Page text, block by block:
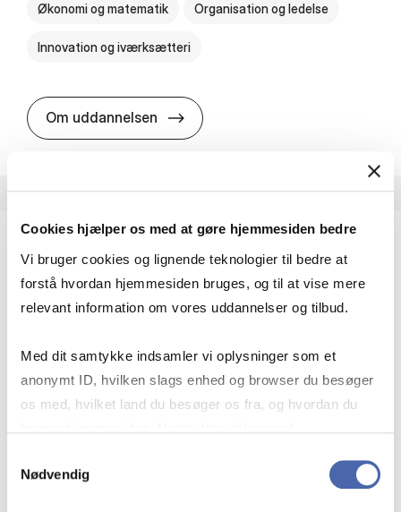
Cookies hjælper os med at gøre hjemmesiden bedre
Vi bruger cookies og lignende teknologier til bedre at
forstå hvordan hjemmesiden bruges, og til at vise mere
relevant information om vores uddannelser og tilbud.
Med dit samtykke indsamler vi oplysninger som et
anonymt ID, hvilken slags enhed og browser du besøger
os med, hvilket land du besøger os fra, og hvordan du
markedsføring. Du bestemmer selv - og kan altid trække
Nødvendig
Økonomi og matematik Organisation og ledelse
Innovation og iværksætteri
Om uddannelsen HA i pro­jekt­le­del­se
HA(fil.) - erhvervs­økonomi og fi­lo­so­fi
virksomheder møder i vores komplekse verden.
effektivitet og…
Økonomi og matematik Kultur og samfund